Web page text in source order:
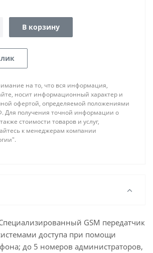
В корзину
на то, что вся информация,
носит информационный характер и
офертой, определяемой положениями
Для получения точной информации о
стоимости товаров и услуг,
к менеджерам компании
GSM передатчик
доступа при помощи
до 5 номеров администраторов,